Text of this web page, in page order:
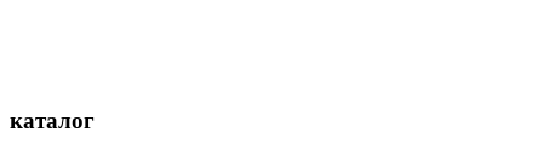
каталог